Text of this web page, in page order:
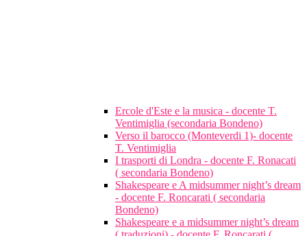
Ercole d'Este e la musica - docente T.
Ventimiglia (secondaria Bondeno)
Verso il barocco (Monteverdi 1)- docente
T. Ventimiglia
I trasporti di Londra - docente F. Ronacati
( secondaria Bondeno)
Shakespeare e A midsummer night’s dream
- docente F. Roncarati ( secondaria
Bondeno)
Shakespeare e a midsummer night’s dream